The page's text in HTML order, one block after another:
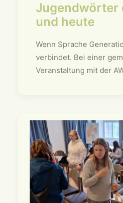
Jugendwörter
und heute
Wenn Sprache
verbindet. Bei einer
Veranstaltung mit der